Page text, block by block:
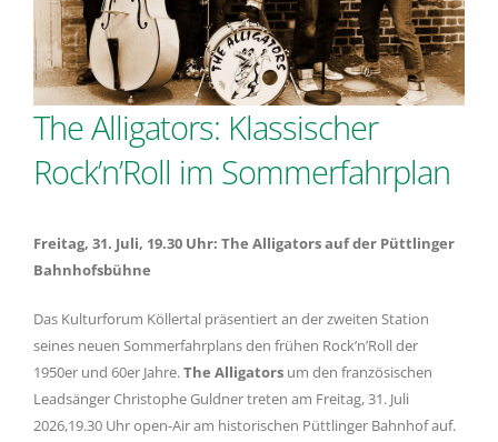
The Alligators: Klassischer
Rock’n’Roll im Sommerfahrplan
Freitag, 31. Juli, 19.30 Uhr: The Alligators auf der Püttlinger
Bahnhofsbühne
Das Kulturforum Köllertal präsentiert an der zweiten Station
seines neuen Sommerfahrplans den frühen Rock’n’Roll der
1950er und 60er Jahre.The Alligators um den französischen
Leadsänger Christophe Guldner treten am Freitag, 31. Juli
2026,19.30 Uhr open-Air am historischen Püttlinger Bahnhof auf.